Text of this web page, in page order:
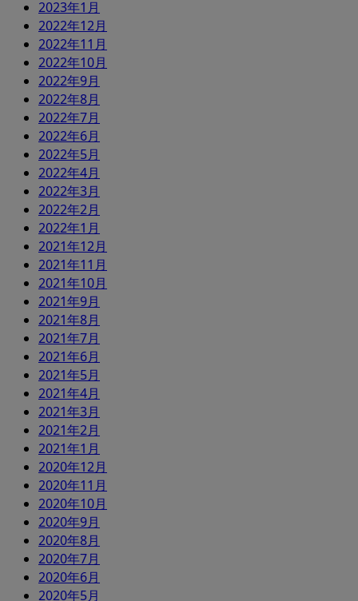
2023年1月
2022年12月
2022年11月
2022年10月
2022年9月
2022年8月
2022年7月
2022年6月
2022年5月
2022年4月
2022年3月
2022年2月
2022年1月
2021年12月
2021年11月
2021年10月
2021年9月
2021年8月
2021年7月
2021年6月
2021年5月
2021年4月
2021年3月
2021年2月
2021年1月
2020年12月
2020年11月
2020年10月
2020年9月
2020年8月
2020年7月
2020年6月
2020年5月